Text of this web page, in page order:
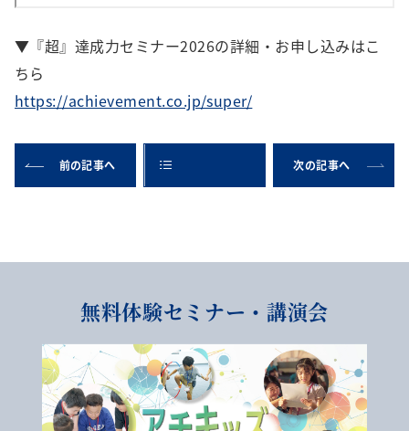
▼『超』達成力セミナー2026の詳細・お申し込みはこ
ちら
https://achievement.co.jp/super/
前の記事へ 次の記事へ
無料体験セミナー・講演会